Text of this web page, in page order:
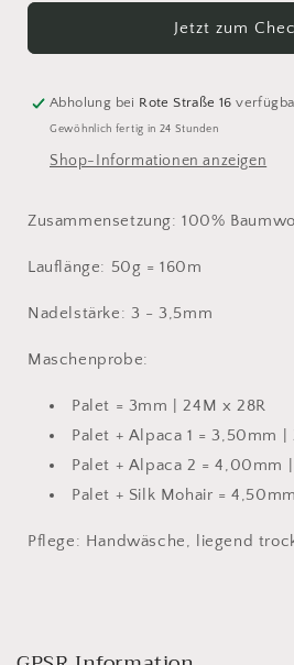
InkJetzt zum
Abholung bei Rote Straße 16
Gewöhnlich fertig in 24 Stunden
Shop-Informationen anzeigen
Zusammensetzung: 100%
Lauflänge: 50g = 160m
Nadelstärke: 3 - 3,5mm
Maschenprobe:
Palet = 3mm | 24M x 28R
Palet + Alpaca 1 = 3,50mm |
Palet + Alpaca 2 = 4,00mm
Palet + Silk Mohair =
Pflege: Handwäsche, liegend